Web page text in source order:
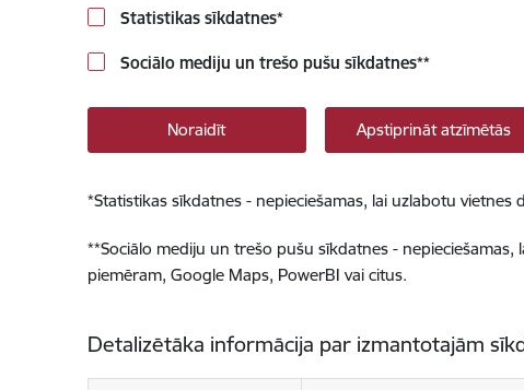
Statistikas sīkdatnes*
Sociālo mediju un trešo pušu sīkdatnes**
Noraidīt Apstiprināt atzīmētās
*Statistikas sīkdatnes - nepieciešamas, lai uzlabotu
**Sociālo mediju un trešo pušu sīkdatnes -
piemēram, Google Maps, PowerBI vai citus.
Detalizētāka informācija par izmantotajām